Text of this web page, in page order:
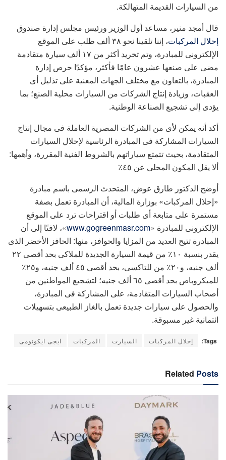
من السيارات القديمة المتهالكة.
قال أمجد منير، مساعد أول الوزير ورئيس مجلس إدارة صندوق
إحلال المركبات
، إننا تلقينا نحو ٣٨ ألف طلب على الموقع
الإلكترونى للمبادرة، وتم تخريد أكثر من ١٧ ألف سيارة متقادمة
مضى على صنعها عشرون عامًا فأكثر، مؤكدًا حرص إدارة
المبادرة، بالتعاون مع مختلف الجهات المعنية على تذليل أى
العقبات، وزيادة إنتاج الشركات من السيارات محلية الصنع؛ بما
يؤدى إلى تشجيع الصناعة الوطنية.
أكد أنه يمكن لأى من الشركات المصرية العاملة فى مجال إنتاج
السيارات المشاركة فى المبادرة الرئاسية لإحلال السيارات
المتقادمة، بحيث تتمتع سياراتهم بالشروط الفنية المقررة، وأهمها:
ألا يقل المكون المحلى عن ٤٥٪
أوضح الدكتور طارق عوض، المتحدث الرسمى باسم مبادرة
«إحلال المركبات» بوزارة المالية، أن المبادرة تعمل بصفة
مستمرة على متابعة أى طلبات أو اقتراحات ترد على الموقع
الإلكترونى للمبادرة «www.gogreenmasr.com»، لافتًا إلى أن
المبادرة تتيح العديد من المزايا والحوافز، منها: الحافز الأخضر الذى
يقدر بنسبة ١٠٪ من قيمة السيارة الجديدة للملاكى بحد أقصى ٢٢
ألف جنيه، و٢٠٪ من للتاكسى، بحد أقصى ٤٥ ألف جنيه، و٢٥٪
للميكروباص بحد أقصى ٦٥ ألف جنيه؛ لتشجيع المواطنين من
أصحاب السيارات المتقادمة، على المشاركة فى المبادرة،
والحصول على سيارات جديدة تعمل بالغاز الطبيعى بتسهيلات
ائتمانية غير مسبوقة.
Tags: إحلال المركبات السيارت المركبات ايجى ايكونومى
Related Posts